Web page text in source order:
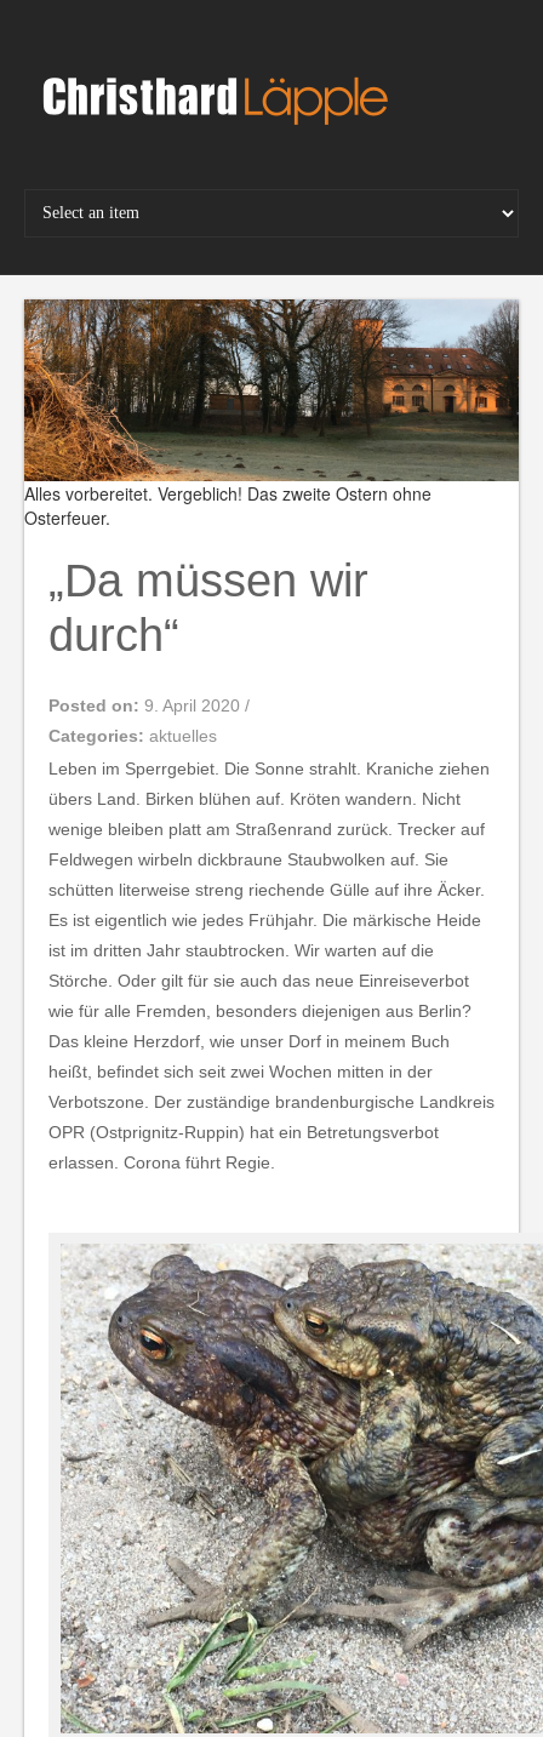
Alles vorbereitet. Vergeblich! Das zweite Ostern ohne
Osterfeuer.
„Da müssen wir
durch“
Posted on: 9. April 2020 /
Categories: aktuelles
Leben im Sperrgebiet. Die Sonne strahlt. Kraniche ziehen
übers Land. Birken blühen auf. Kröten wandern. Nicht
wenige bleiben platt am Straßenrand zurück. Trecker auf
Feldwegen wirbeln dickbraune Staubwolken auf. Sie
schütten literweise streng riechende Gülle auf ihre Äcker.
Es ist eigentlich wie jedes Frühjahr. Die märkische Heide
ist im dritten Jahr staubtrocken. Wir warten auf die
Störche. Oder gilt für sie auch das neue Einreiseverbot
wie für alle Fremden, besonders diejenigen aus Berlin?
Das kleine Herzdorf, wie unser Dorf in meinem Buch
heißt, befindet sich seit zwei Wochen mitten in der
Verbotszone. Der zuständige brandenburgische Landkreis
OPR (Ostprignitz-Ruppin) hat ein Betretungsverbot
erlassen. Corona führt Regie.